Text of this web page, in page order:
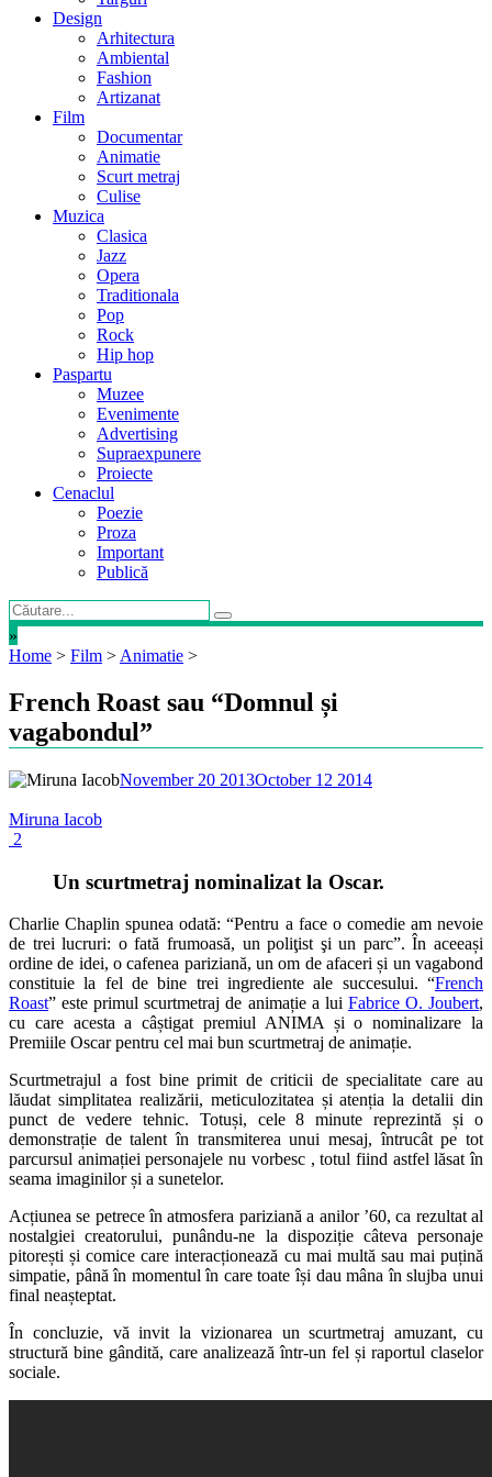
Design
Arhitectura
Ambiental
Fashion
Artizanat
Film
Documentar
Animatie
Scurt metraj
Culise
Muzica
Clasica
Jazz
Opera
Traditionala
Pop
Rock
Hip hop
Paspartu
Muzee
Evenimente
Advertising
Supraexpunere
Proiecte
Cenaclul
Poezie
Proza
Important
Publică
»
Home > Film > Animatie >
French Roast sau “Domnul și
vagabondul”
November 20 2013October 12 2014
Miruna Iacob
2
Un scurtmetraj nominalizat la Oscar.
Charlie Chaplin spunea odată: “Pentru a face o comedie am nevoie
de trei lucruri: o fată frumoasă, un poliţist şi un parc”. În aceeași
ordine de idei, o cafenea pariziană, un om de afaceri și un vagabond
constituie la fel de bine trei ingrediente ale succesului. “French
Roast” este primul scurtmetraj de animație a lui Fabrice O. Joubert,
cu care acesta a câștigat premiul ANIMA și o nominalizare la
Premiile Oscar pentru cel mai bun scurtmetraj de animație.
Scurtmetrajul a fost bine primit de criticii de specialitate care au
lăudat simplitatea realizării, meticulozitatea și atenția la detalii din
punct de vedere tehnic. Totuși, cele 8 minute reprezintă și o
demonstrație de talent în transmiterea unui mesaj, întrucât pe tot
parcursul animației personajele nu vorbesc , totul fiind astfel lăsat în
seama imaginilor și a sunetelor.
Acțiunea se petrece în atmosfera pariziană a anilor ’60, ca rezultat al
nostalgiei creatorului, punându-ne la dispoziție câteva personaje
pitorești și comice care interacționează cu mai multă sau mai puțină
simpatie, până în momentul în care toate își dau mâna în slujba unui
final neașteptat.
În concluzie, vă invit la vizionarea un scurtmetraj amuzant, cu
structură bine gândită, care analizează într-un fel și raportul claselor
sociale.